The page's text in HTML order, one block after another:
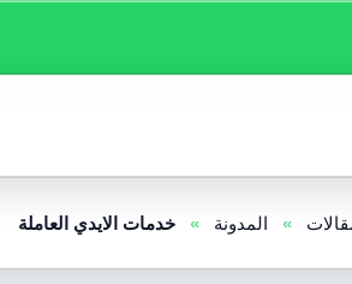
» المدونة » خدمات الايدي العاملة